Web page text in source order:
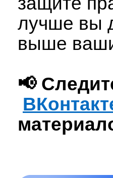
лучше вы
выше
📢